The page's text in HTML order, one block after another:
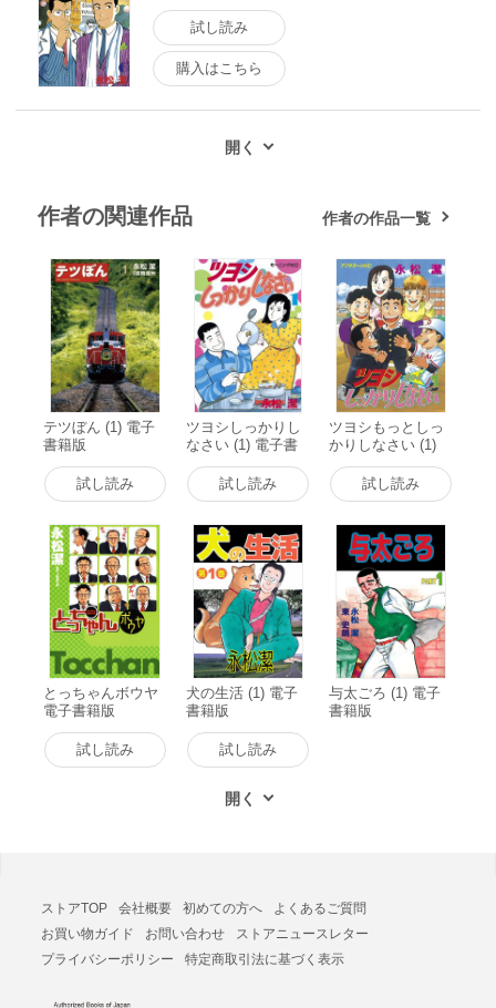
試し読み
購入はこちら
作者の関連作品 作者の作品一覧
テツぼん (1) 電子
書籍版
試し読み
ツヨシしっかりし
なさい (1) 電子書
籍版
試し読み
ツヨシもっとしっ
かりしなさい (1)
電子書籍版
試し読み
とっちゃんボウヤ
電子書籍版
試し読み
犬の生活 (1) 電子
書籍版
試し読み
与太ごろ (1) 電子
書籍版
ストアTOP 会社概要 初めての方へ
よくあるご質問
お買い物ガイド
お問い合わせ
ストアニュースレター
プライバシーポリシー
特定商取引法に基づく表示